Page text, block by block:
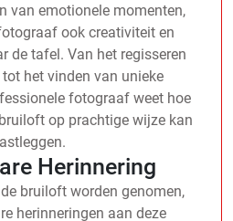
van emotionele momenten,
ook creativiteit en
de tafel. Van het regisseren
tot het vinden van unieke
fotograaf weet hoe
op prachtige wijze kan
Herinnering
bruiloft worden genomen,
herinneringen aan deze